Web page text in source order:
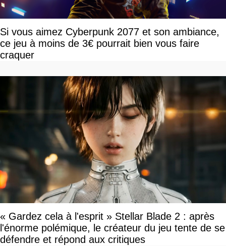
Si vous aimez Cyberpunk 2077 et son ambiance,
ce jeu à moins de 3€ pourrait bien vous faire
craquer
« Gardez cela à l'esprit » Stellar Blade 2 : après
l'énorme polémique, le créateur du jeu tente de se
défendre et répond aux critiques